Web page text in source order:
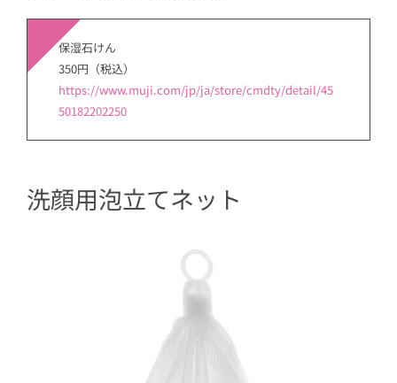
保湿石けん
350円（税込）
https://www.muji.com/jp/ja/store/cmdty/detail/45
50182202250
洗顔用泡立てネット